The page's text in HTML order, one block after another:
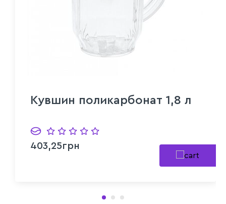
Кувшин поликарбонат 1,8 л
403,25грн